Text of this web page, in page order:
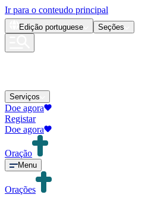
Ir para o conteudo principal
Edição portuguese Seções
Serviços
Doe agora
Registar
Doe agora
Oração
Menu
Orações